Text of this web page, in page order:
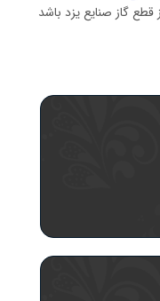
گاز صنایع یزد باشد